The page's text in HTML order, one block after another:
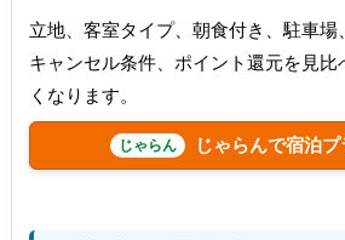
立地、客室タイプ、朝食付き、駐車場
キャンセル条件、ポイント還元を見比
くなります。
じゃらんで宿泊